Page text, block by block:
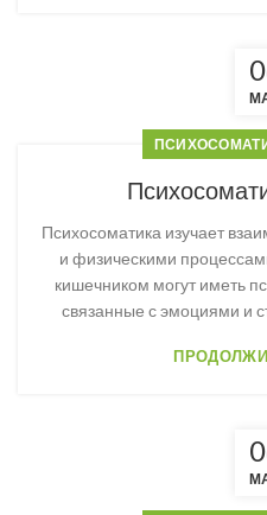
Психосоматика изучает
и физическими
кишечником могут иметь
связанные с эмоциями и